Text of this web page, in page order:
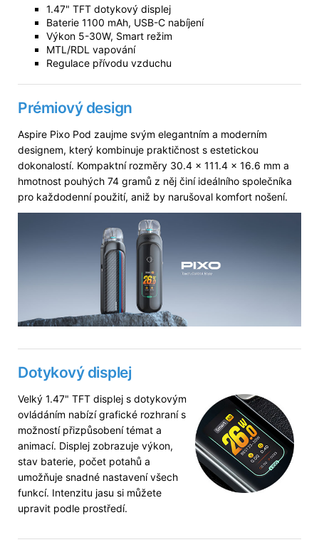
1.47" TFT dotykový displej
Baterie 1100 mAh, USB-C nabíjení
Výkon 5-30W, Smart režim
MTL/RDL vapování
Regulace přívodu vzduchu
Prémiový design
Aspire Pixo Pod zaujme svým elegantním a moderním
designem, který kombinuje praktičnost s estetickou
dokonalostí. Kompaktní rozměry 30.4 x 111.4 x 16.6 mm a
hmotnost pouhých 74 gramů z něj činí ideálního společníka
pro každodenní použití, aniž by narušoval komfort nošení.
Dotykový displej
Velký 1.47" TFT displej s dotykovým
ovládáním nabízí grafické rozhraní s
možností přizpůsobení témat a
animací. Displej zobrazuje výkon,
stav baterie, počet potahů a
umožňuje snadné nastavení všech
funkcí. Intenzitu jasu si můžete
upravit podle prostředí.